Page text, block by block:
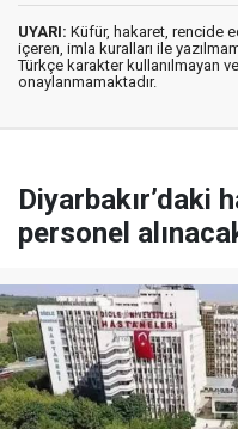
UYARI: Küfür, hakaret, rencide
içeren, imla kuralları ile
Türkçe karakter kullanılmayan
onaylanmamaktadır.
Diyarbakır’daki
personel